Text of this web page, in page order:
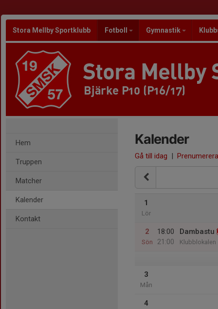
Stora Mellby Sportklubb Fotboll Gymnastik
Stora Mellby
Bjärke P10 (P16/17)
Hem
Truppen
Matcher
Kalender
Kontakt
Kalender
Gå till idag | Prenumerera
1
Lör
2
Sön
18:00
21:00
Dambastu
Klubblokalen
3
Mån
4